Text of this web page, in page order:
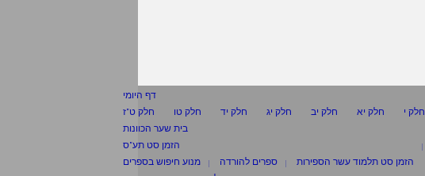
דף היומי
חלק י חלק יא חלק יב חלק יג חלק יד חלק טו
חלק ט"ז
בית שער הכוונות
הזמן סט תע"ס
הזמן סט תלמוד עשר הספירות
ספרים להורדה
מנוע חיפוש בספרים